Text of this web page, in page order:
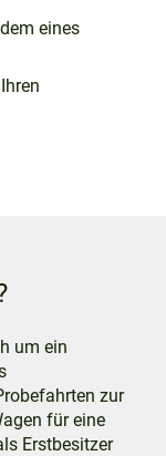
eines
um ein
zur
für eine
Erstbesitzer